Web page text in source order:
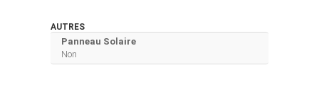
AUTRES
Panneau Solaire
Non